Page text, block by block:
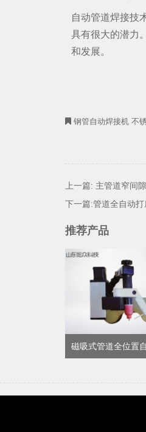
自动管道焊接技
具有很大的潜力
和发展。
钢管自动焊接机 不
上一篇: 主管道窄间
下一篇:管道全自动
推荐产品